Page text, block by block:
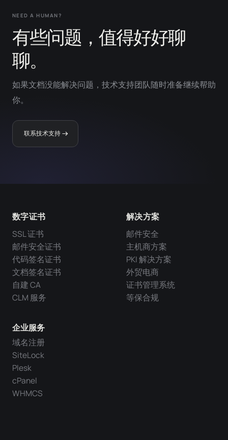
NEED A HUMAN?
有些问题，值得好好聊
聊。
如果文档没能解决问题，技术支持团队随时准备继续帮助
你。
联系技术支持
数字证书
SSL 证书
邮件安全证书
代码签名证书
文档签名证书
自建 CA
CLM 服务
企业服务
域名注册
SiteLock
Plesk
cPanel
WHMCS
解决方案
邮件安全
主机商方案
PKI 解决方案
外贸电商
证书管理系统
等保合规